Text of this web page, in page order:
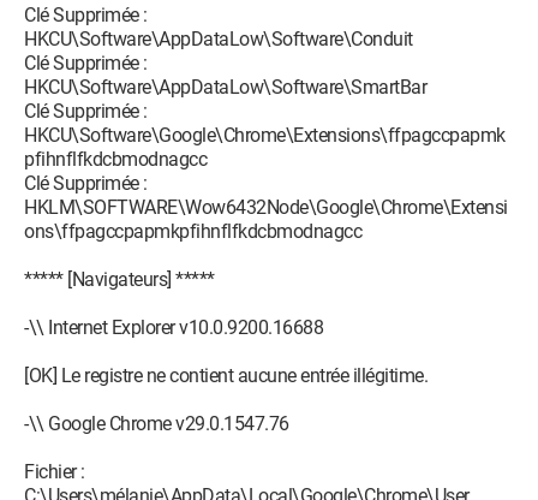
Clé Supprimée :
HKCU\Software\AppDataLow\Software\Conduit
Clé Supprimée :
HKCU\Software\AppDataLow\Software\SmartBar
Clé Supprimée :
HKCU\Software\Google\Chrome\Extensions\ffpagccpapmk
pfihnflfkdcbmodnagcc
Clé Supprimée :
HKLM\SOFTWARE\Wow6432Node\Google\Chrome\Extensi
ons\ffpagccpapmkpfihnflfkdcbmodnagcc
***** [Navigateurs] *****
-\\ Internet Explorer v10.0.9200.16688
[OK] Le registre ne contient aucune entrée illégitime.
-\\ Google Chrome v29.0.1547.76
Fichier :